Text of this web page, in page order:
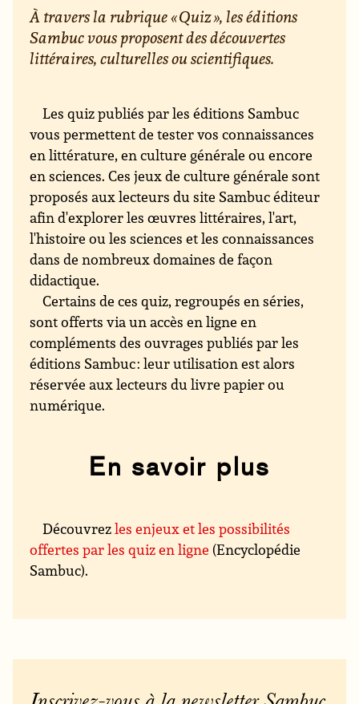
À travers la rubrique « Quiz », les éditions
Sambuc vous proposent des découvertes
littéraires, culturelles ou scientifiques.
Les quiz publiés par les éditions Sambuc
vous permettent de tester vos connaissances
en littérature, en culture générale ou encore
en sciences. Ces jeux de culture générale sont
proposés aux lecteurs du site Sambuc éditeur
afin d'explorer les œuvres littéraires, l'art,
l'histoire ou les sciences et les connaissances
dans de nombreux domaines de façon
didactique.
Certains de ces quiz, regroupés en séries,
sont offerts via un accès en ligne en
compléments des ouvrages publiés par les
éditions Sambuc : leur utilisation est alors
réservée aux lecteurs du livre papier ou
numérique.
En savoir plus
Découvrezles enjeux et les possibilités
offertes par les quiz en ligne (Encyclopédie
Sambuc).